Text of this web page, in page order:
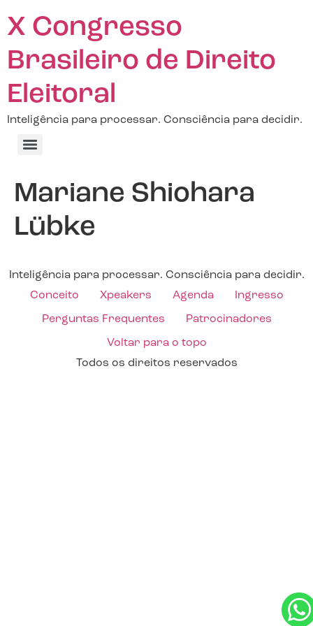
X Congresso
Brasileiro de Direito
Eleitoral
Inteligência para processar. Consciência para decidir.
Mariane Shiohara
Lübke
Inteligência para processar. Consciência para decidir.
Conceito
Xpeakers Agenda Ingresso
Perguntas Frequentes Patrocinadores
Voltar para o topo
Todos os direitos reservados